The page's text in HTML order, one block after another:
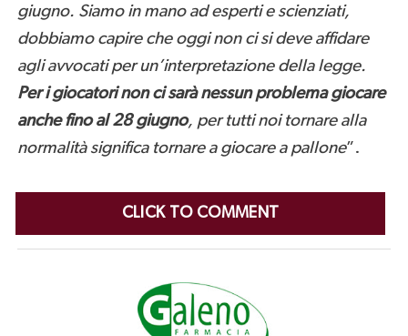
giugno. Siamo in mano ad esperti e scienziati,
dobbiamo capire che oggi non ci si deve affidare
agli avvocati per un’interpretazione della legge.
Per i giocatori non ci sarà nessun problema giocare
anche fino al 28 giugno, per tutti noi tornare alla
normalità significa tornare a giocare a pallone”.
CLICK TO COMMENT